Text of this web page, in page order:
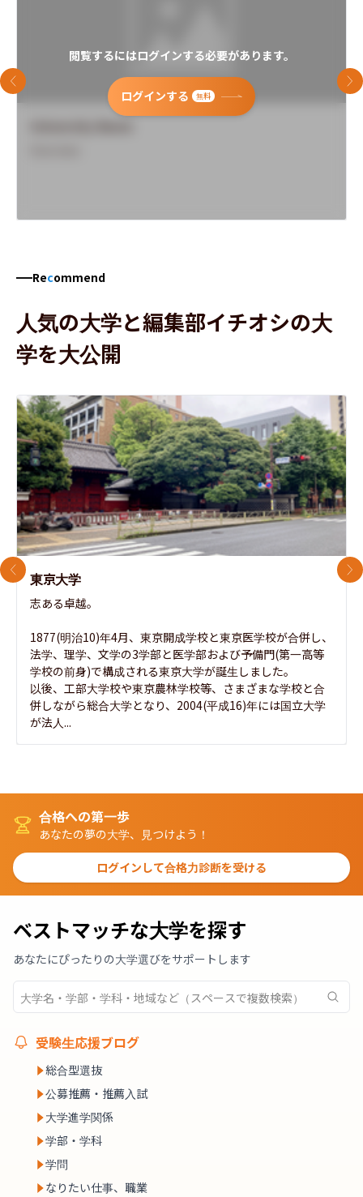
閲覧するにはログインする必要があります。
ログインする 無料
前のスライド 次
Recommend
人気の大学と編集部イチオシの大
学を大公開
東京大学
志ある卓越。
1877(明治10)年4月、東京開成学校と東京医学校が合併し、
法学、理学、文学の3学部と医学部および予備門(第一高等
学校の前身)で構成される東京大学が誕生しました。
以後、工部大学校や東京農林学校等、さまざまな学校と合
併しながら総合大学となり、2004(平成16)年には国立大学
が法人...
前のスライド 次
合格への第一歩
あなたの夢の大学、見つけよう！
ログインして合格力診断を受ける
ベストマッチな大学を探す
あなたにぴったりの大学選びをサポートします
受験生応援ブログ
総合型選抜
公募推薦・推薦入試
大学進学関係
学部・学科
学問
なりたい仕事、職業